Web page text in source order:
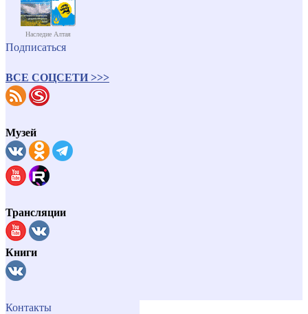
Наследие Алтая
Подписаться
ВСЕ СОЦСЕТИ >>>
Музей
Трансляции
Книги
Контакты